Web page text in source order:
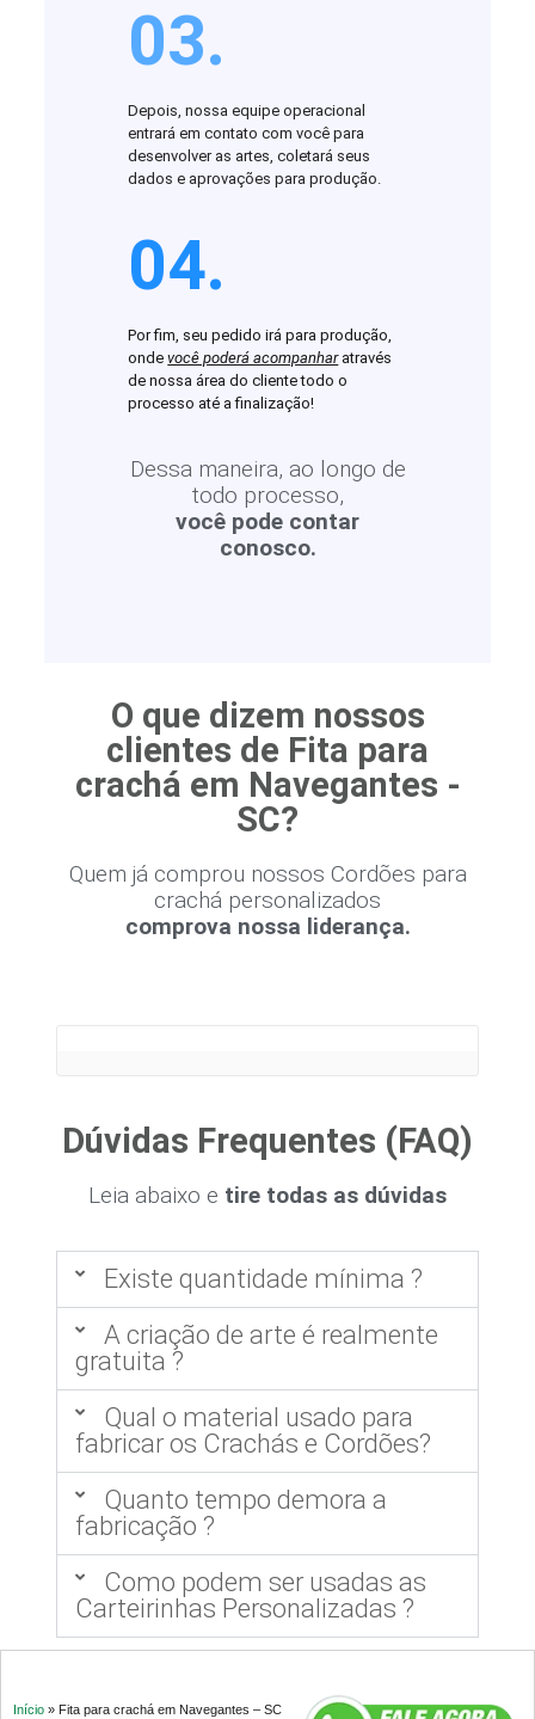
03.
Depois, nossa equipe operacional
entrará em contato com você para
desenvolver as artes, coletará seus
dados e aprovações para produção.
04.
Por fim, seu pedido irá para produção,
ondevocê poderá acompanharatravés
de nossa área do cliente todo o
processo até a finalização!
Dessa maneira, ao longo de
todo processo,
você pode contar
conosco.
O que dizem nossos
clientes de Fita para
crachá em Navegantes -
SC?
Quem já comprou nossos Cordões para
crachá personalizados
comprova nossa liderança.
Dúvidas Frequentes (FAQ)
Leia abaixo e tire todas as dúvidas
Existe quantidade mínima ?
A criação de arte é realmente
gratuita ?
Qual o material usado para
fabricar os Crachás e Cordões?
Quanto tempo demora a
fabricação ?
Como podem ser usadas as
Carteirinhas Personalizadas ?
Início » Fita para crachá em Navegantes – SC